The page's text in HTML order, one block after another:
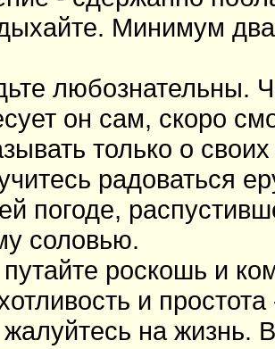
Минимум
любознательны.
он сам, скоро
только о
радоваться
погоде,
соловью.
роскошь и
и
на жизнь.